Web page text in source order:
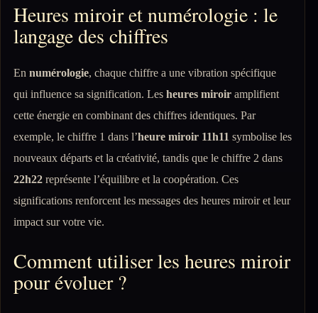
Heures miroir et numérologie : le
langage des chiffres
En numérologie, chaque chiffre a une vibration spécifique
qui influence sa signification. Les heures miroiramplifient
cette énergie en combinant des chiffres identiques. Par
exemple, le chiffre 1 dans l’heure miroir 11h11 symbolise les
nouveaux départs et la créativité, tandis que le chiffre 2 dans
22h22représente l’équilibre et la coopération. Ces
significations renforcent les messages des heures miroir et leur
impact sur votre vie.
Comment utiliser les heures miroir
pour évoluer ?